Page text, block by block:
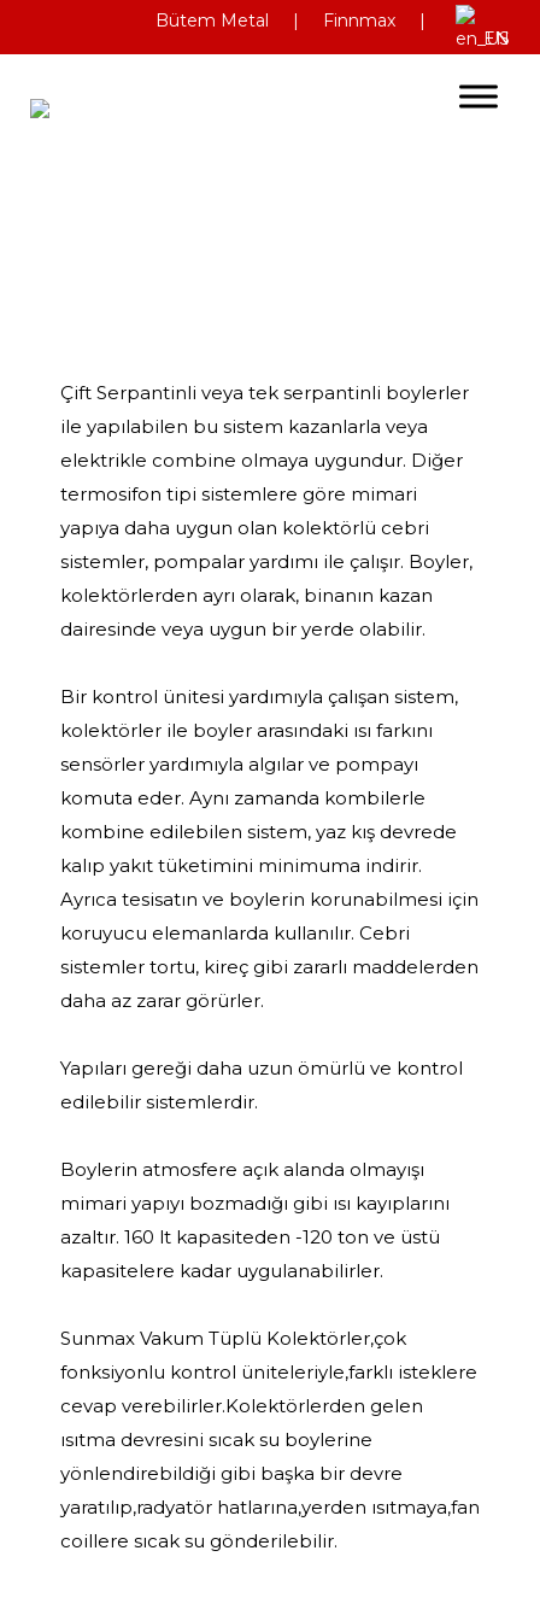
to
Bütem Metal | Finnmax
|
EN
Çift Serpantinli veya tek serpantinli boylerler
ile yapılabilen bu sistem kazanlarla veya
elektrikle combine olmaya uygundur. Diğer
termosifon tipi sistemlere göre mimari
yapıya daha uygun olan kolektörlü cebri
sistemler, pompalar yardımı ile çalışır. Boyler,
kolektörlerden ayrı olarak, binanın kazan
dairesinde veya uygun bir yerde olabilir.
Bir kontrol ünitesi yardımıyla çalışan sistem,
kolektörler ile boyler arasındaki ısı farkını
sensörler yardımıyla algılar ve pompayı
komuta eder. Aynı zamanda kombilerle
kombine edilebilen sistem, yaz kış devrede
kalıp yakıt tüketimini minimuma indirir.
Ayrıca tesisatın ve boylerin korunabilmesi için
koruyucu elemanlarda kullanılır. Cebri
sistemler tortu, kireç gibi zararlı maddelerden
daha az zarar görürler.
Yapıları gereği daha uzun ömürlü ve kontrol
edilebilir sistemlerdir.
Boylerin atmosfere açık alanda olmayışı
mimari yapıyı bozmadığı gibi ısı kayıplarını
azaltır. 160 lt kapasiteden -120 ton ve üstü
kapasitelere kadar uygulanabilirler.
Sunmax Vakum Tüplü Kolektörler,çok
fonksiyonlu kontrol üniteleriyle,farklı isteklere
cevap verebilirler.Kolektörlerden gelen
ısıtma devresini sıcak su boylerine
yönlendirebildiği gibi başka bir devre
yaratılıp,radyatör hatlarına,yerden ısıtmaya,fan
coillere sıcak su gönderilebilir.